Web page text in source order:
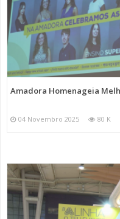
Amadora Homenageia
04 Novembro 2025 80 K